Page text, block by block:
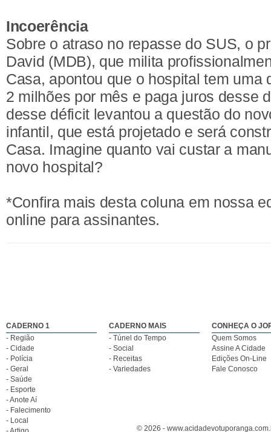
Incoerência
Sobre o atraso no repasse do SUS, o
David (MDB), que milita
Casa, apontou que o hospital tem uma
2 milhões por mês e paga juros desse
desse déficit levantou a questão do
infantil, que está projetado e será
Casa. Imagine quanto vai custar a
novo hospital?
*Confira mais desta coluna em nossa
online para assinantes.
CADERNO 1
- Região
- Cidade
- Polícia
- Geral
- Saúde
- Esporte
- Anote Aí
- Falecimento
- Local
CADERNO MAIS
- Túnel do Tempo
- Social
- Receitas
- Variedades
CONHEÇA O
Quem Somos
Assine A Cidade
Edições On-Line
Fale Conosco
© 2026 -